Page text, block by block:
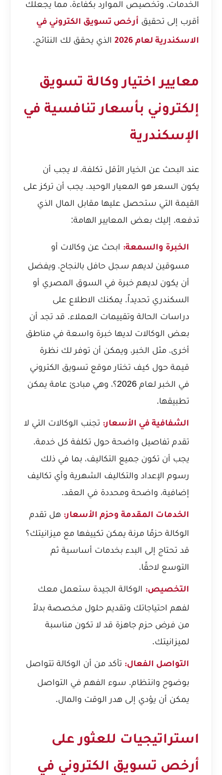
الخدمات، وتخصيص الموارد بكفاءة، مما يجعلك
أقرب إلى تحقيق أرخص تسويق الكتروني في
الاسكندرية لعام 2026
الذي يحقق لك النتائج.
معايير اختيار وكالة تسويق
إلكتروني بأسعار تنافسية في
الإسكندرية
عند البحث عن الخيار الأقل تكلفة، لا يجب أن
يكون السعر هو المعيار الوحيد. يجب أن تركز على
القيمة التي ستحصل عليها مقابل المال الذي
تدفعه. إليك بعض المعايير الهامة:
الخبرة والسمعة: ابحث عن وكالات أو
مسوقين لديهم سجل حافل بالنجاح، ويفضل
أن يكون لديهم خبرة في السوق المصري أو
السكندري تحديداً. يمكنك الاطلاع على
دراسات الحالة وتقييمات العملاء. قد تجد أن
بعض الوكالات لديها خبرة واسعة في مناطق
أخرى، مثل الخبر، ويمكن أن توفر لك نظرة
قيمة حول كيف تختار موقع تسويق الكتروني
في الخبر لعام 2026؟
، وهي مبادئ عامة يمكن
تطبيقها.
الشفافية في الأسعار: تجنب الوكالات التي لا
تقدم تفاصيل واضحة حول تكلفة كل خدمة.
يجب أن تكون جميع التكاليف، بما في ذلك
رسوم الإعداد والتكاليف الشهرية وأي تكاليف
إضافية، واضحة ومحددة في العقد.
الخدمات المقدمة وحزم الأسعار: هل تقدم
الوكالة حزمًا مرنة يمكن تكييفها مع ميزانيتك؟
قد تحتاج إلى البدء بخدمات أساسية ثم
التوسع لاحقًا.
التخصيص: الوكالة الجيدة ستعمل معك
لفهم احتياجاتك وتقديم حلول مخصصة بدلاً
من فرض حزم جاهزة قد لا تكون مناسبة
لميزانيتك.
التواصل الفعال: تأكد من أن الوكالة تتواصل
بوضوح وانتظام. سوء الفهم في التواصل
يمكن أن يؤدي إلى هدر الوقت والمال.
استراتيجيات للعثور على
أرخص تسويق الكتروني في